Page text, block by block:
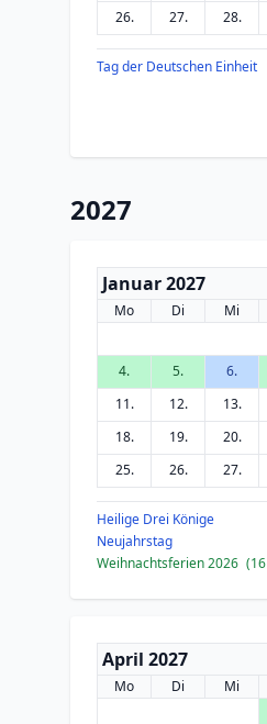
26.
27. 28.
Tag der Deutschen Einheit
2027
Januar 2027
Mo Di Mi
4.
5. 6.
11.
12. 13.
18.
19. 20.
25.
26. 27.
Heilige Drei Könige
Neujahrstag
Weihnachtsferien 2026 (16
April 2027
Mo Di Mi